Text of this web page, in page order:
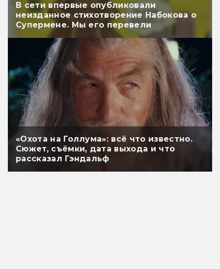
В сети впервые опубликовали
неизданное стихотворение Набокова о
Супермене. Мы его перевели
«Охота на Голлума»: всё что известно.
Сюжет, съёмки, дата выхода и что
рассказал Гэндальф